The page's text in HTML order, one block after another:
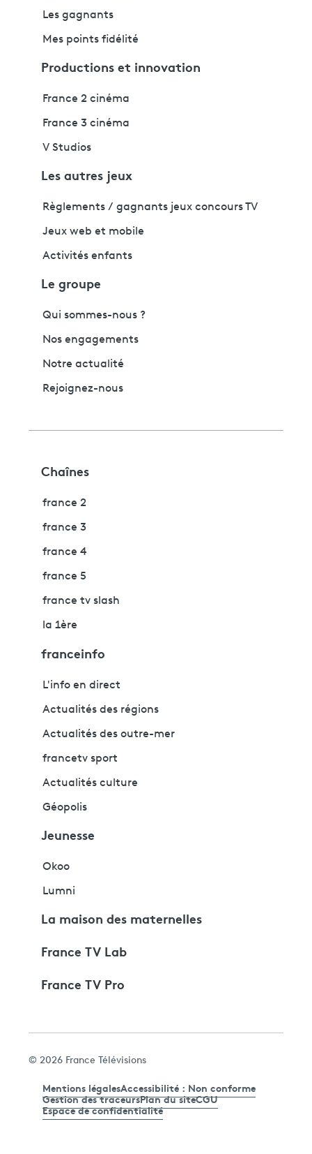
Les gagnants
Mes points fidélité
Productions et innovation
France 2 cinéma
France 3 cinéma
V Studios
Les autres jeux
Règlements / gagnants jeux concours TV
Jeux web et mobile
Activités enfants
Le groupe
Qui sommes-nous ?
Nos engagements
Notre actualité
Rejoignez-nous
Chaînes
france 2
france 3
france 4
france 5
france tv slash
la 1ère
franceinfo
L'info en direct
Actualités des régions
Actualités des outre-mer
francetv sport
Actualités culture
Géopolis
Jeunesse
Okoo
Lumni
La maison des maternelles
France TV Lab
France TV Pro
© 2026 France Télévisions
Mentions légalesAccessibilité : Non conforme
Gestion des traceursPlan du siteCGU
Espace de confidentialité